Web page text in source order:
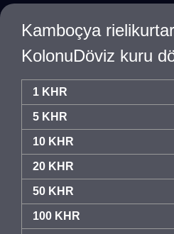
Kamboçya
KolonuDöviz kuru
1 KHR
5 KHR
10 KHR
20 KHR
50 KHR
100 KHR